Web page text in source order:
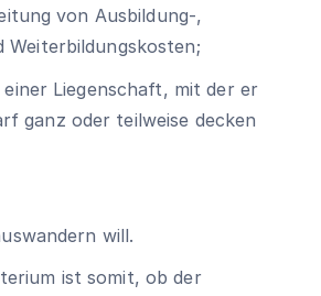
von Ausbildung-,
Weiterbildungskosten;
Liegenschaft, mit der er
ganz oder teilweise decken
will.
ist somit, ob der